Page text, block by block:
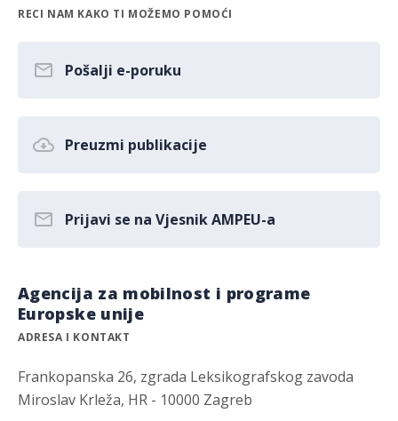
RECI NAM KAKO TI MOŽEMO POMOĆI
Pošalji e-poruku
Preuzmi publikacije
Prijavi se na Vjesnik AMPEU-a
Agencija za mobilnost i programe
Europske unije
ADRESA I KONTAKT
Frankopanska 26, zgrada Leksikografskog zavoda
Miroslav Krleža, HR - 10000 Zagreb